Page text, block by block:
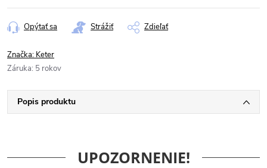
Opýtať sa Strážiť Zdieľať
Značka: Keter
Záruka: 5 rokov
Popis produktu
UPOZORNENIE!